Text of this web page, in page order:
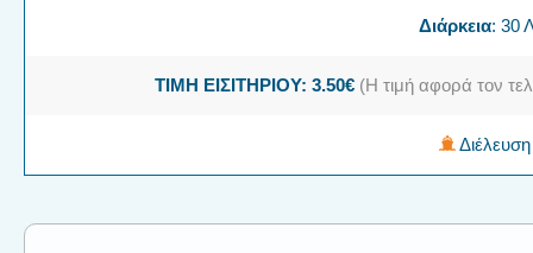
Διάρκεια: 30
ΤΙΜΗ ΕΙΣΙΤΗΡΙΟΥ: 3.50€ (Η τιμή αφορά τον
Διέλευση